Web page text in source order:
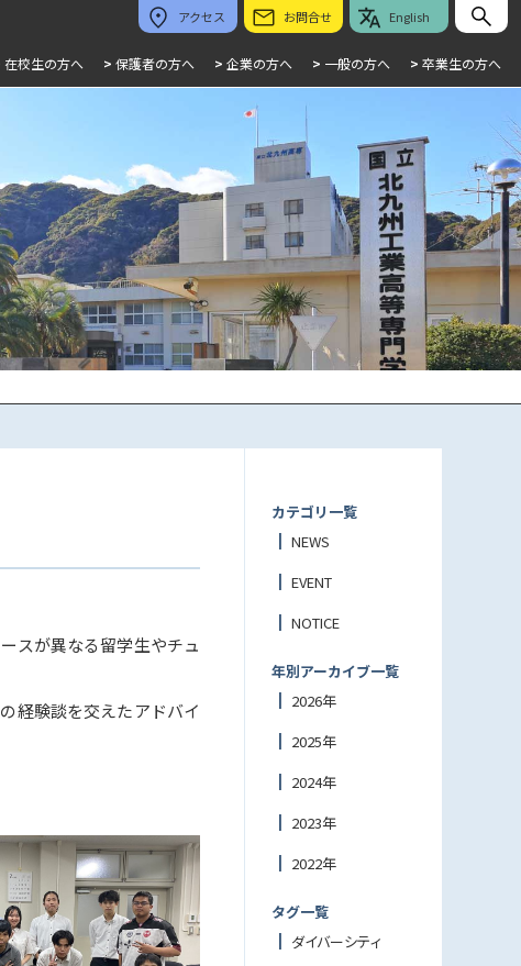
アクセス お問合せ English
在校生の方へ > 保護者の方へ > 企業の方へ > 一般の方へ > 卒業生の方へ
スが異なる留学生やチュ
経験談を交えたアドバイ
カテゴリ一覧
NEWS
EVENT
NOTICE
年別アーカイブ一覧
2026年
2025年
2024年
2023年
2022年
タグ一覧
ダイバーシティ